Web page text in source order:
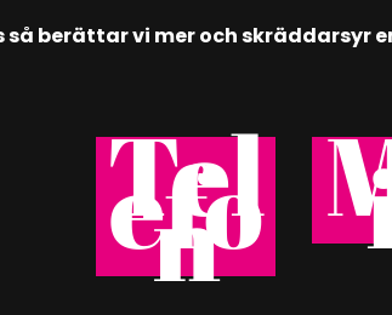
så berättar vi mer och skräddarsyr
Tel
efo
n